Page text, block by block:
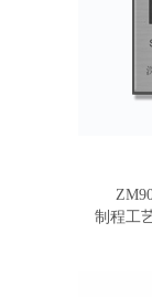
ZM90A
制程工